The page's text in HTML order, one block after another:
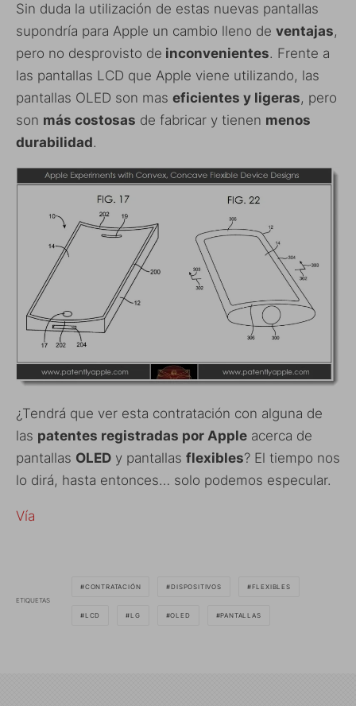
Sin duda la utilización de estas nuevas pantallas
supondría para Apple un cambio lleno de ventajas,
pero no desprovisto de inconvenientes. Frente a
las pantallas LCD que Apple viene utilizando, las
pantallas OLED son mas eficientes y ligeras, pero
son más costosas de fabricar y tienen menos
durabilidad.
¿Tendrá que ver esta contratación con alguna de
las patentes registradas por Apple acerca de
pantallas OLED y pantallas flexibles? El tiempo nos
lo dirá, hasta entonces… solo podemos especular.
Vía
ETIQUETAS
CONTRATACIÓN DISPOSITIVOS FLEXIBLES
LCD LG OLED PANTALLAS